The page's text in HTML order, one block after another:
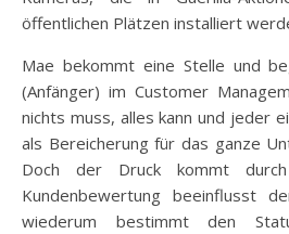
öffentlichen Plätzen installiert
Mae bekommt eine Stelle und
(Anfänger) im Customer
nichts muss, alles kann und jeder
als Bereicherung für das ganze
Doch der Druck kommt
Kundenbewertung beeinflusst
wiederum bestimmt den